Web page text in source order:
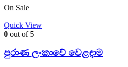
On Sale
Quick View
0 out of 5
පුරාණ ලංකාවේ වෙළඳාම